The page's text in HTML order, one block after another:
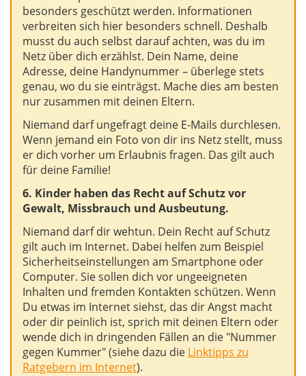
besonders geschützt werden. Informationen
verbreiten sich hier besonders schnell. Deshalb
musst du auch selbst darauf achten, was du im
Netz über dich erzählst. Dein Name, deine
Adresse, deine Handynummer – überlege stets
genau, wo du sie einträgst. Mache dies am besten
nur zusammen mit deinen Eltern.
Niemand darf ungefragt deine E-Mails durchlesen.
Wenn jemand ein Foto von dir ins Netz stellt, muss
er dich vorher um Erlaubnis fragen. Das gilt auch
für deine Familie!
6. Kinder haben das Recht auf Schutz vor
Gewalt, Missbrauch und Ausbeutung.
Niemand darf dir wehtun. Dein Recht auf Schutz
gilt auch im Internet. Dabei helfen zum Beispiel
Sicherheitseinstellungen am Smartphone oder
Computer. Sie sollen dich vor ungeeigneten
Inhalten und fremden Kontakten schützen. Wenn
Du etwas im Internet siehst, das dir Angst macht
oder dir peinlich ist, sprich mit deinen Eltern oder
wende dich in dringenden Fällen an die "Nummer
gegen Kummer" (siehe dazu die Linktipps zu
Ratgebern im Internet).